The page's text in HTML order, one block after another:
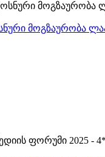
მოგზაურობა